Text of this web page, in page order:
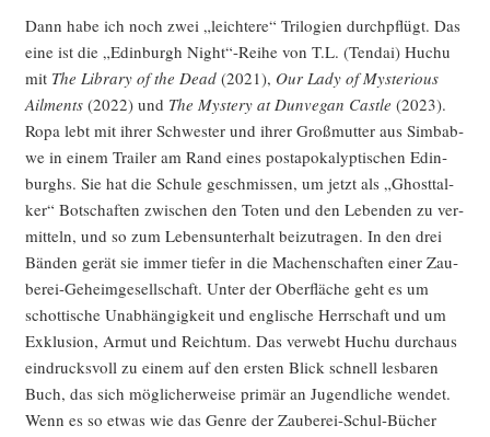
Dann habe ich noch zwei „leich­te­re“ Tri­lo­gien durch­pflügt. Das
eine ist die „Edin­burgh Night“-Reihe von T.L. (Ten­dai) Huchu
mit The Libra­ry of the Dead(2021), Our Lady of Mys­te­rious
Ailm­ents(2022) und The Mys­tery at Dun­ve­gan Cast­le (2023).
Ropa lebt mit ihrer Schwes­ter und ihrer Groß­mutter aus Sim­bab­
we in einem Trai­ler am Rand eines post­apo­ka­lyp­ti­schen Edin­
burghs. Sie hat die Schu­le geschmis­sen, um jetzt als „Ghost­tal­
ker“ Bot­schaf­ten zwi­schen den Toten und den Leben­den zu ver­
mit­teln, und so zum Lebens­un­ter­halt bei­zu­tra­gen. In den drei
Bän­den gerät sie immer tie­fer in die Machen­schaf­ten einer Zau­
be­rei-Geheim­ge­sell­schaft. Unter der Ober­flä­che geht es um
schot­ti­sche Unab­hän­gig­keit und eng­li­sche Herr­schaft und um
Exklu­si­on, Armut und Reich­tum. Das ver­webt Huchu durch­aus
ein­drucks­voll zu einem auf den ers­ten Blick schnell les­ba­ren
Buch, das sich mög­li­cher­wei­se pri­mär an Jugend­li­che wen­det.
Wenn es so etwas wie das Gen­re der Zau­be­rei-Schul-Bücher